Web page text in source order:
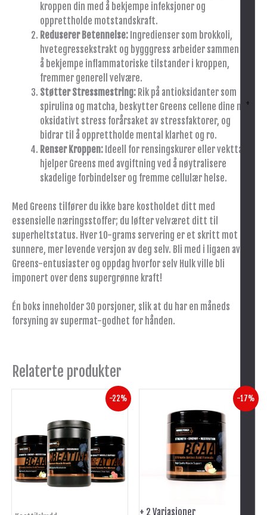
+
kroppen din med å bekjempe infeksjoner og
opprettholde motstandskraft.
Reduserer Betennelse:Ingredienser som brokkoli,
hvetegressekstrakt og bygggress arbeider sammen for
å bekjempe inflammatoriske tilstander i kroppen,
fremmer generell velvære.
Støtter Stressmestring:Rik på antioksidanter som
spirulina og matcha, beskytter Greens cellene dine mot
oksidativt stress forårsaket av stressfaktorer, og
bidrar til å opprettholde mental klarhet og ro.
Renser Kroppen:Ideell for rensingskurer eller vekttap,
hjelper Greens med avgiftning ved å nøytralisere
skadelige forbindelser og fremme cellulær helse.
Med Greens tilfører du ikke bare kostholdet ditt med
essensielle næringsstoffer; du løfter velværet ditt til
superheltstatus. Hver 10-grams servering er et skritt mot en
sunnere, mer levende versjon av deg selv. Bli med i ligaen av
Greens-entusiaster og oppdag hvorfor selv Hulk ville bli
imponert over dens supergrønne kraft!
Én boks inneholder 30 porsjoner, slik at du har en måneds
forsyning av supermat-godhet for hånden.
Relaterte produkter
-22%
var:
kr 897.
Nåværende
er:
kr 699.
-17%
+ 2 Variasjoner
pris
var:
kr 299.
Nåværende
pris
er:
kr 249.
produktet
har
flere
varianter.
Alternativene
kan
på